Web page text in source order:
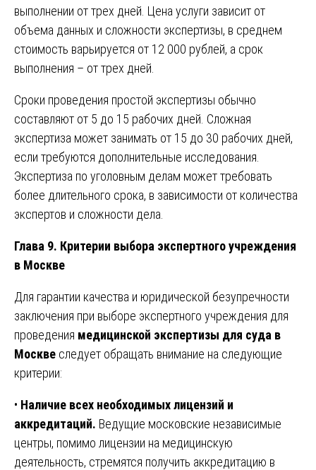
выполнении от трех дней. Цена услуги зависит от
объема данных и сложности экспертизы, в среднем
стоимость варьируется от 12 000 рублей, а срок
выполнения – от трех дней.
Сроки проведения простой экспертизы обычно
составляют от 5 до 15 рабочих дней. Сложная
экспертиза может занимать от 15 до 30 рабочих дней,
если требуются дополнительные исследования.
Экспертиза по уголовным делам может требовать
более длительного срока, в зависимости от количества
экспертов и сложности дела.
Глава 9. Критерии выбора экспертного учреждения
в Москве
Для гарантии качества и юридической безупречности
заключения при выборе экспертного учреждения для
проведения медицинской экспертизы для суда в
Москве следует обращать внимание на следующие
критерии:
• Наличие всех необходимых лицензий и
аккредитаций. Ведущие московские независимые
центры, помимо лицензии на медицинскую
деятельность, стремятся получить аккредитацию в